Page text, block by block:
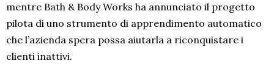
mentre Bath & Body Works ha annunciato il progetto
pilota di uno strumento di apprendimento automatico
che l’azienda spera possa aiutarla a riconquistare i
clienti inattivi.